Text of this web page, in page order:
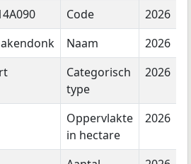
Code
2026
Naam
2026
Categorisch
type
2026
Oppervlakte
in hectare
2026